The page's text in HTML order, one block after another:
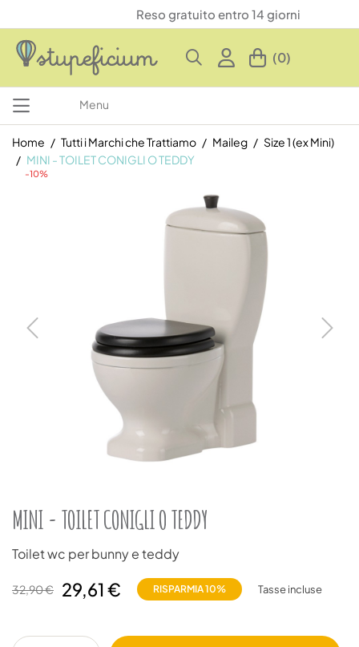
Reso gratuito entro 14 giorni
(0)
Menu
Home Tutti i Marchi che Trattiamo Maileg
Size 1 (ex Mini)
MINI - TOILET CONIGLI O TEDDY
-10%
MINI - TOILET CONIGLI O TEDDY
Toilet wc per bunny e teddy
32,90 € 29,61 € RISPARMIA 10% Tasse incluse